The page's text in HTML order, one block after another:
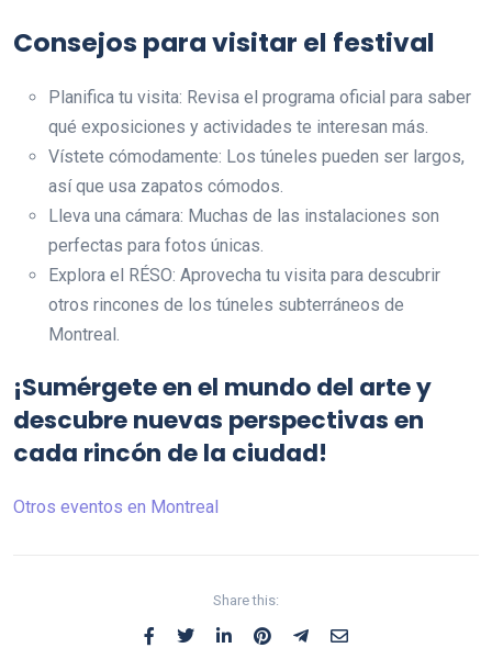
Consejos para visitar el festival
Planifica tu visita: Revisa el programa oficial para saber
qué exposiciones y actividades te interesan más.
Vístete cómodamente: Los túneles pueden ser largos,
así que usa zapatos cómodos.
Lleva una cámara: Muchas de las instalaciones son
perfectas para fotos únicas.
Explora el RÉSO: Aprovecha tu visita para descubrir
otros rincones de los túneles subterráneos de
Montreal.
¡Sumérgete en el mundo del arte y
descubre nuevas perspectivas en
cada rincón de la ciudad!
Otros eventos en Montreal
Share this: